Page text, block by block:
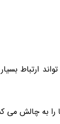
ارتباط
را به چالش می